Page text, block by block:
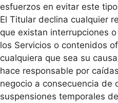
esfuerzos en evitar este
El Titular declina cualquier
que existan interrupciones
los Servicios o contenidos
cualquiera que sea su
hace responsable por
negocio a consecuencia de
suspensiones temporales